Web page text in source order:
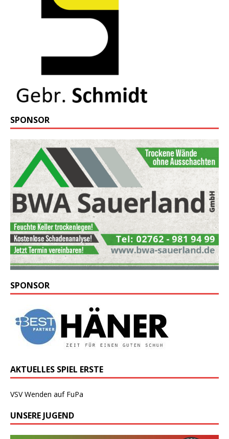
SPONSOR
SPONSOR
AKTUELLES SPIEL ERSTE
VSV Wenden auf FuPa
UNSERE JUGEND